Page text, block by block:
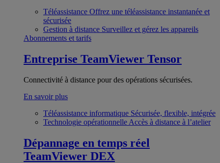
Téléassistance Offrez une téléassistance instantanée et
sécurisée
Gestion à distance Surveillez et gérez les appareils
Abonnements et tarifs
Entreprise TeamViewer Tensor
Connectivité à distance pour des opérations sécurisées.
En savoir plus
Téléassistance informatique Sécurisée, flexible, intégrée
Technologie opérationnelle Accès à distance à l’atelier
Dépannage en temps réel
TeamViewer DEX